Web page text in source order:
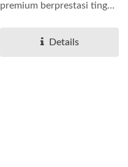
premium berprestasi tinggi
pengetapan,...Details